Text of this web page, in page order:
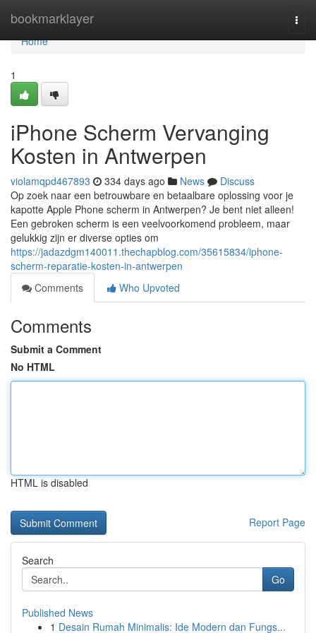
bookmarklayer
Home
Home
1
iPhone Scherm Vervanging
Kosten in Antwerpen
violamqpd467893 334 days ago News
Discuss
Op zoek naar een betrouwbare en betaalbare oplossing voor je
kapotte Apple Phone scherm in Antwerpen? Je bent niet alleen!
Een gebroken scherm is een veelvoorkomend probleem, maar
gelukkig zijn er diverse opties om
https://jadazdgm140011.thechapblog.com/35615834/iphone-
scherm-reparatie-kosten-in-antwerpen
Comments
Who Upvoted
Comments
Submit a Comment
No HTML
HTML is disabled
Report Page
Search
Go
Published News
1 Desain Rumah Minimalis: Ide Modern dan Fungs...